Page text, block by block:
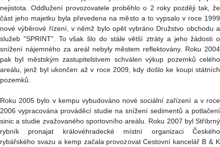
nejistota. Oddlužení provozovatele proběhlo o 2 roky později tak, že
část jeho majetku byla převedena na město a to vypsalo v roce 1999
nové výběrové řízení, v němž bylo opět vybráno Družstvo obchodu a
služeb "SPRINT". To však šlo do stále větší ztráty a jeho žádosti o
snížení nájemného za areál nebyly městem reflektovány. Roku 2004
pak byl městským zastupitelstvem schválen výkup pozemků celého
areálu, jenž byl ukončen až v roce 2009, kdy došlo ke koupi státních
pozemků.
Roku 2005 bylo v kempu vybudováno nové sociální zařízení a v roce
2006 vypracována prováděcí studie na snížení sedimentů a potlačení
sinic a studie zvažovaného sportovního areálu. Roku 2007 byl Stříbrný
rybník pronajat královéhradecké místní organizaci Českého
rybářského svazu a kemp začala provozovat Cestovní kancelář B & K